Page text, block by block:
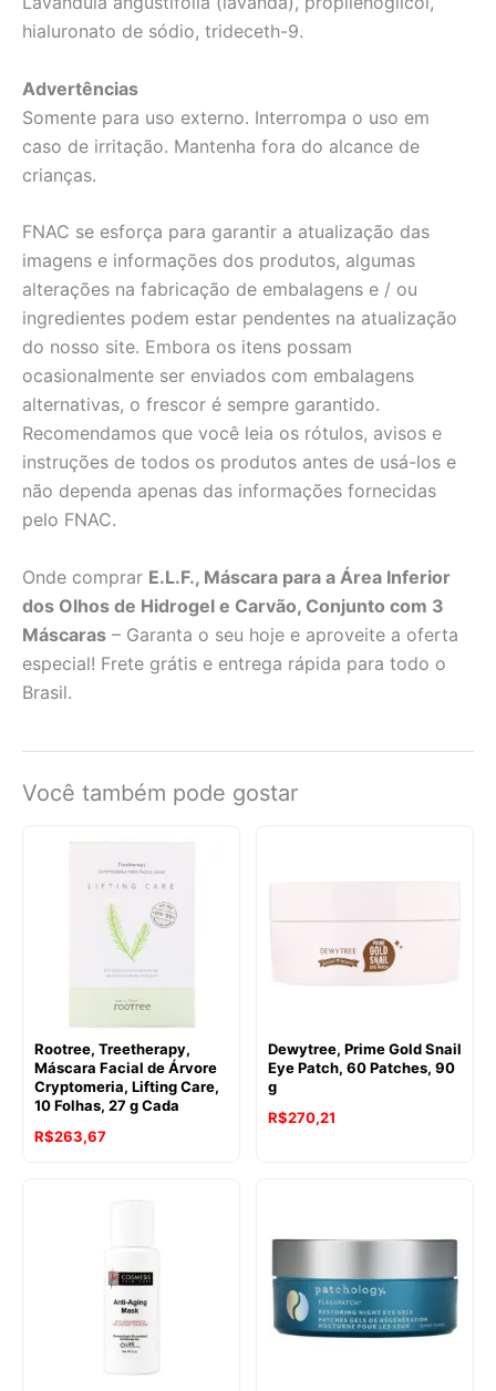
hialuronato de sódio, trideceth-9.
Advertências
Somente para uso externo. Interrompa o uso em
caso de irritação. Mantenha fora do alcance de
crianças.
FNAC se esforça para garantir a atualização das
imagens e informações dos produtos, algumas
alterações na fabricação de embalagens e / ou
ingredientes podem estar pendentes na atualização
do nosso site. Embora os itens possam
ocasionalmente ser enviados com embalagens
alternativas, o frescor é sempre garantido.
Recomendamos que você leia os rótulos, avisos e
instruções de todos os produtos antes de usá-los e
não dependa apenas das informações fornecidas
pelo FNAC.
Onde comprar E.L.F., Máscara para a Área Inferior
dos Olhos de Hidrogel e Carvão, Conjunto com 3
Máscaras – Garanta o seu hoje e aproveite a oferta
especial! Frete grátis e entrega rápida para todo o
Brasil.
Você também pode gostar
Rootree, Treetherapy,
Máscara Facial de Árvore
Cryptomeria, Lifting Care,
10 Folhas, 27 g Cada
R$263,67
Dewytree, Prime Gold Snail
Eye Patch, 60 Patches, 90
g
R$270,21